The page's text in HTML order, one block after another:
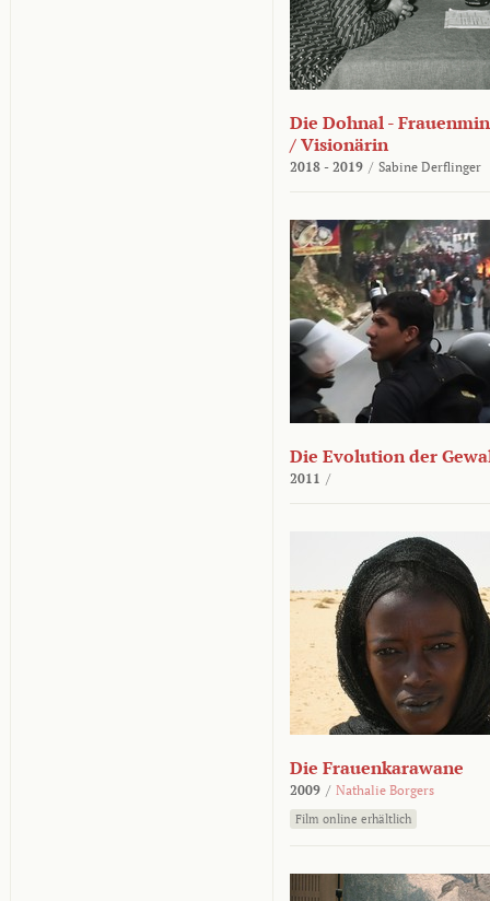
Die Dohnal -
/ Visionärin
2018 - 2019 / Sabine Derflinger
Die Evolution der
2011 /
Die Frauenkarawane
2009 / Nathalie Borgers
Film online erhältlich